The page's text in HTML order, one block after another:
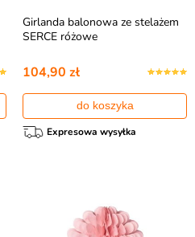
Girlanda balonowa ze stelażem
SERCE różowe
104,90 zł
do koszyka
Expresowa wysyłka